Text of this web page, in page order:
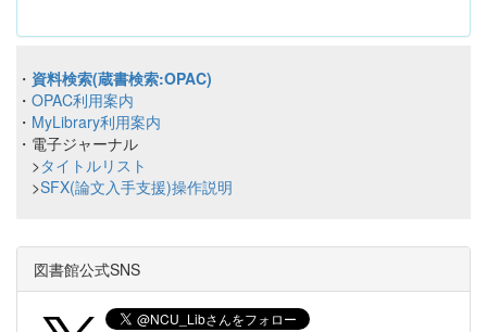
・ 資料検索(蔵書検索:OPAC)
・ OPAC利用案内
・ MyLibrary利用案内
・電子ジャーナル
>タイトルリスト
>SFX(論文入手支援)操作説明
図書館公式SNS